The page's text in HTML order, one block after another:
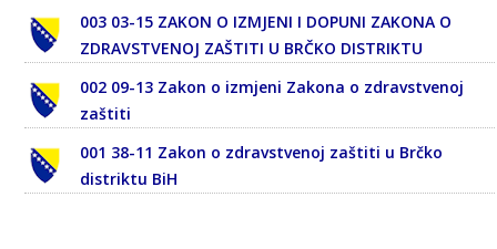
003 03-15 ZAKON O IZMJENI I DOPUNI ZAKONA O
ZDRAVSTVENOJ ZAŠTITI U BRČKO DISTRIKTU
002 09-13 Zakon o izmjeni Zakona o zdravstvenoj
zaštiti
001 38-11 Zakon o zdravstvenoj zaštiti u Brčko
distriktu BiH